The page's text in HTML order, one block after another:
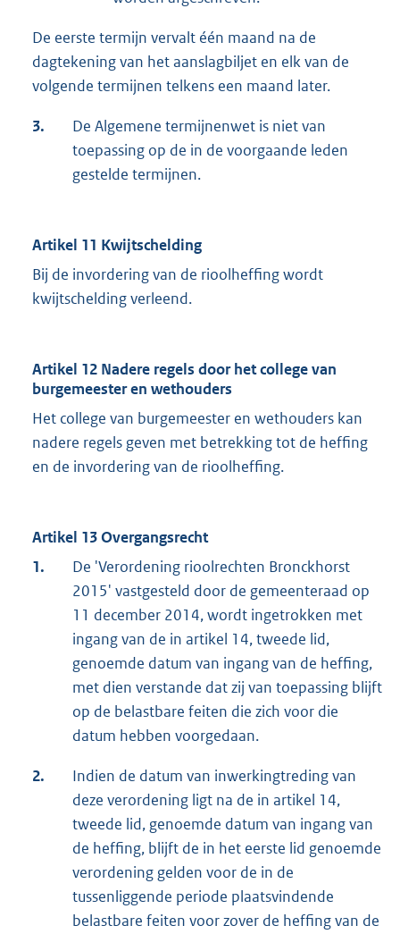
De eerste termijn vervalt één maand na de
dagtekening van het aanslagbiljet en elk van de
volgende termijnen telkens een maand later.
3.
De Algemene termijnenwet is niet van
toepassing op de in de voorgaande leden
gestelde termijnen.
Artikel 11 Kwijtschelding
Bij de invordering van de rioolheffing wordt
kwijtschelding verleend.
Artikel 12 Nadere regels door het college van
burgemeester en wethouders
Het college van burgemeester en wethouders kan
nadere regels geven met betrekking tot de heffing
en de invordering van de rioolheffing.
Artikel 13 Overgangsrecht
1.
De 'Verordening rioolrechten Bronckhorst
2015' vastgesteld door de gemeenteraad op
11 december 2014, wordt ingetrokken met
ingang van de in artikel 14, tweede lid,
genoemde datum van ingang van de heffing,
met dien verstande dat zij van toepassing blijft
op de belastbare feiten die zich voor die
datum hebben voorgedaan.
2.
Indien de datum van inwerkingtreding van
deze verordening ligt na de in artikel 14,
tweede lid, genoemde datum van ingang van
de heffing, blijft de in het eerste lid genoemde
verordening gelden voor de in de
tussenliggende periode plaatsvindende
belastbare feiten voor zover de heffing van de